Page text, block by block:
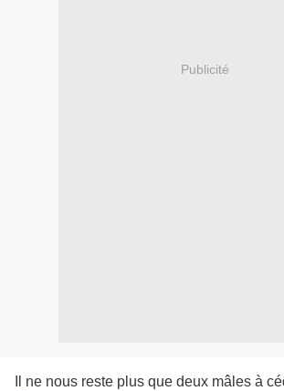
Publicité
Il ne nous reste plus que deux mâles à